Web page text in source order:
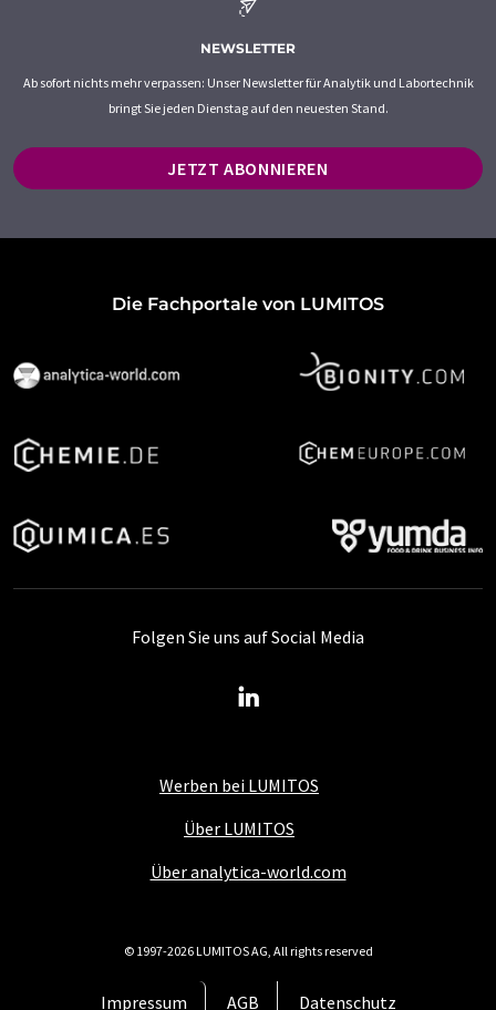
NEWSLETTER
Ab sofort nichts mehr verpassen: Unser Newsletter für Analytik und Labortechnik
bringt Sie jeden Dienstag auf den neuesten Stand.
JETZT ABONNIEREN
Die Fachportale von LUMITOS
Werben bei LUMITOS
Über LUMITOS
Über analytica-world.com
Impressum AGB Datenschutz
Folgen Sie uns auf Social Media
© 1997-2026 LUMITOS AG, All rights reserved